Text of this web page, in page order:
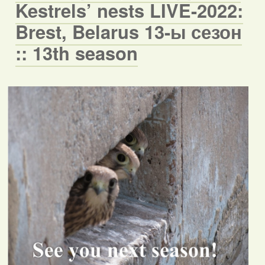
Kestrels’ nests LIVE-2022:
Brest, Belarus 13-ы сезон
:: 13th season